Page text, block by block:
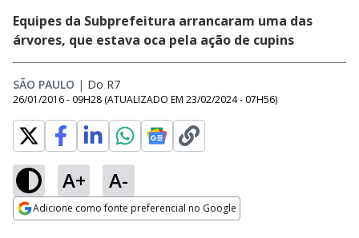
Equipes da Subprefeitura arrancaram uma das
árvores, que estava oca pela ação de cupins
SÃO PAULO | Do R7
26/01/2016 - 09H28 (ATUALIZADO EM 23/02/2024 - 07H56)
A+ A-
Adicione como fonte preferencial no Google